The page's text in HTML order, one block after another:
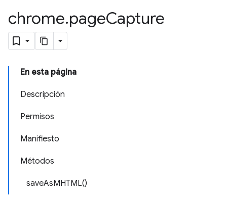
chrome.pageCapture
En esta página
Descripción
Permisos
Manifiesto
Métodos
saveAsMHTML()